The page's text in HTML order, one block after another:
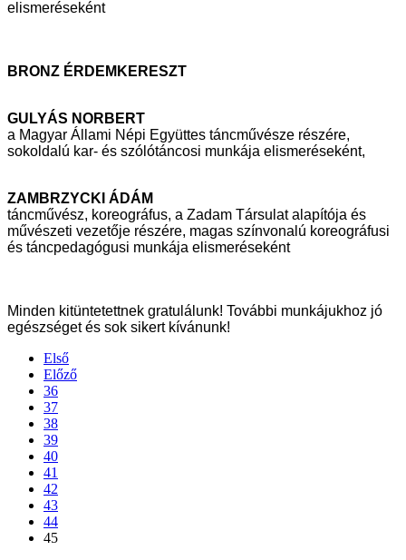
elismeréseként
BRONZ ÉRDEMKERESZT
GULYÁS NORBERT
a Magyar Állami Népi Együttes táncművésze részére,
sokoldalú kar- és szólótáncosi munkája elismeréseként,
ZAMBRZYCKI ÁDÁM
táncművész, koreográfus, a Zadam Társulat alapítója és
művészeti vezetője részére, magas színvonalú koreográfusi
és táncpedagógusi munkája elismeréseként
Minden kitüntetettnek gratulálunk! További munkájukhoz jó
egészséget és sok sikert kívánunk!
Első
Előző
36
37
38
39
40
41
42
43
44
45